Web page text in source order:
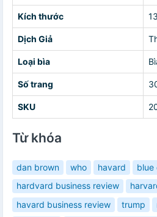
Kích thước
Dịch Giả
Loại bìa
Số trang
SKU
Từ khóa
dan brown who havard
blue
hardvard business review
havard business review
trump